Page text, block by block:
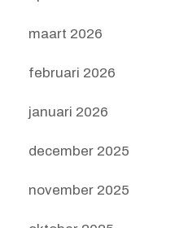
maart 2026
februari 2026
januari 2026
december 2025
november 2025